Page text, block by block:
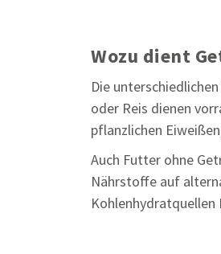
Wozu dient
Die
oder Reis dienen
pflanzlichen
Auch Futter ohne
Nährstoffe auf
Kohlenhydratquellen